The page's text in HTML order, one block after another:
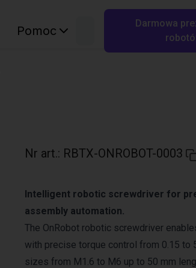
Pomoc Szukaj w RBTX…
Darmowa
Nr art.: RBTX-ONROBOT-0003
Intelligent robotic screwdriver for
assembly automation.
The OnRobot robotic screwdriver
with precise torque control from 0.15 to
sizes from M1.6 to M6 up to 50 mm
Wózek sklepowy